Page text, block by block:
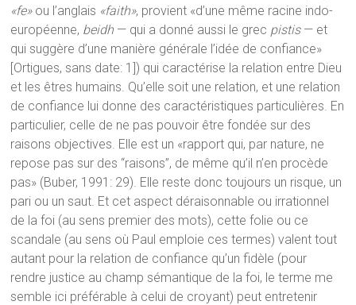
«fe»ou l’anglais «faith», provient «d’une même racine indo-
européenne, beidh — qui a donné aussi le grec pistis— et
qui suggère d’une manière générale l’idée de confiance»
[Ortigues, sans date: 1]) qui caractérise la relation entre Dieu
et les êtres humains. Qu’elle soit une relation, et une relation
de confiance lui donne des caractéristiques particulières. En
particulier, celle de ne pas pouvoir être fondée sur des
raisons objectives. Elle est un «rapport qui, par nature, ne
repose pas sur des “raisons”, de même qu’il n’en procède
pas» (Buber, 1991: 29). Elle reste donc toujours un risque, un
pari ou un saut. Et cet aspect déraisonnable ou irrationnel
de la foi (au sens premier des mots), cette folie ou ce
scandale (au sens où Paul emploie ces termes) valent tout
autant pour la relation de confiance qu’un fidèle (pour
rendre justice au champ sémantique de la foi, le terme me
semble ici préférable à celui de croyant) peut entretenir